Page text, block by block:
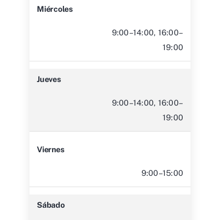
Miércoles
9:00–14:00, 16:00–
19:00
Jueves
9:00–14:00, 16:00–
19:00
Viernes
9:00–15:00
Sábado